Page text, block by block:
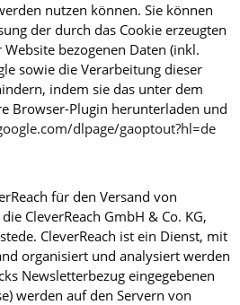
nutzen können. Sie können
der durch das Cookie erzeugten
bezogenen Daten (inkl.
sowie die Verarbeitung dieser
indem sie das unter dem
Browser-Plugin herunterladen und
dlpage/gaoptout?hl=de
für den Versand von
CleverReach GmbH & Co. KG,
CleverReach ist ein Dienst, mit
organisiert und analysiert werden
Newsletterbezug eingegebenen
werden auf den Servern von